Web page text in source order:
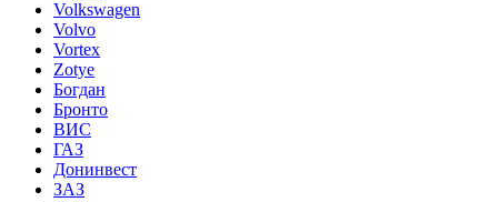
Volkswagen
Volvo
Vortex
Zotye
Богдан
Бронто
ВИС
ГАЗ
Донинвест
ЗАЗ